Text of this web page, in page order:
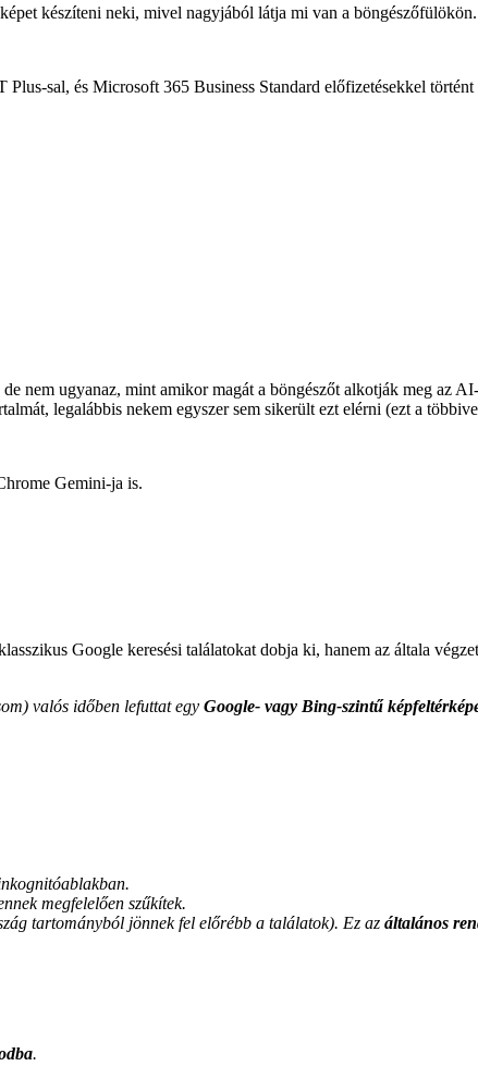
készíteni neki, mivel nagyjából látja mi van a böngészőfülökön.
sal, és Microsoft 365 Business Standard előfizetésekkel
nem ugyanaz, mint amikor magát a böngészőt alkotják meg az
legalábbis nekem egyszer sem sikerült ezt elérni (ezt a
Gemini-ja is.
Google keresési találatokat dobja ki, hanem az általa
valós időben lefuttat egy Google- vagy Bing-szintű
megfelelően szűkítek.
tartományból jönnek fel előrébb a találatok). Ez az általános
.